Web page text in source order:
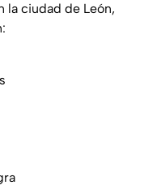
la ciudad de León,